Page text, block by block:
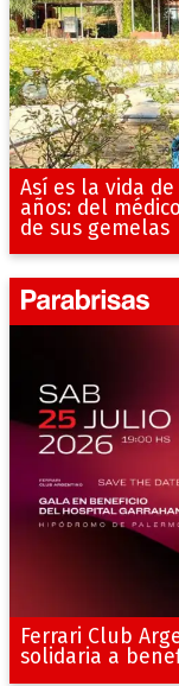
Así es la vida
años: del
de sus gemelas
Ferrari Club
solidaria a